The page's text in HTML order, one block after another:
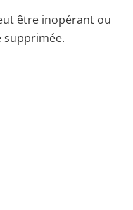
être inopérant ou
supprimée.